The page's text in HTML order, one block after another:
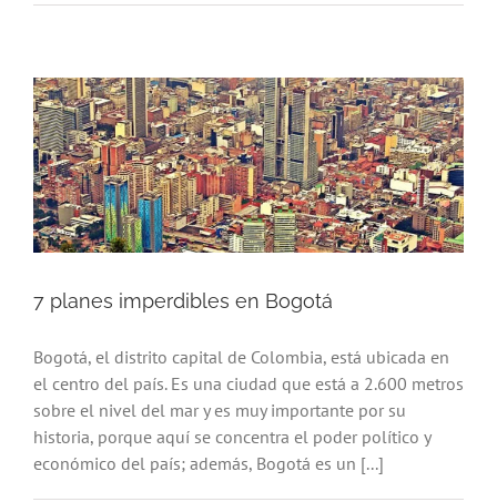
7 planes imperdibles en Bogotá
Bogotá, el distrito capital de Colombia, está ubicada en
el centro del país. Es una ciudad que está a 2.600 metros
sobre el nivel del mar y es muy importante por su
historia, porque aquí se concentra el poder político y
económico del país; además, Bogotá es un [...]